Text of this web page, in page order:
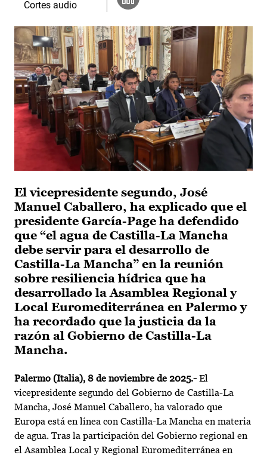
El vicepresidente segundo, José
Manuel Caballero, ha explicado que el
presidente García-Page ha defendido
que “el agua de Castilla-La Mancha
debe servir para el desarrollo de
Castilla-La Mancha” en la reunión
sobre resiliencia hídrica que ha
desarrollado la Asamblea Regional y
Local Euromediterránea en Palermo y
ha recordado que la justicia da la
razón al Gobierno de Castilla-La
Mancha.
Palermo (Italia), 8 de noviembre de 2025.- El
vicepresidente segundo del Gobierno de Castilla-La
Mancha, José Manuel Caballero, ha valorado que
Europa está en línea con Castilla-La Mancha en materia
de agua. Tras la participación del Gobierno regional en
el Asamblea Local y Regional Euromediterránea en
Cortes audio